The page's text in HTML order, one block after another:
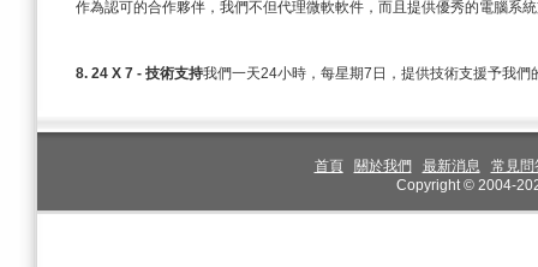
作為認可的合作夥伴，我們不但代理微軟軟件，而且提供優秀的電腦系
8. 24 X 7 - 技術支持我們一天24小時，每星期7日，提供技術支援予我們
首頁 關於我們 最新消息
常見問
Copyright © 2004-